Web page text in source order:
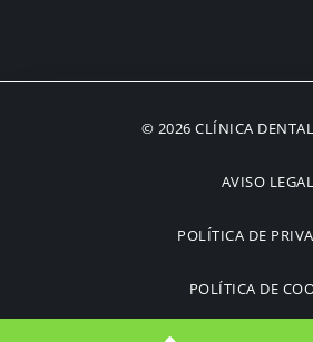
© 2026 CLÍNICA
AVISO LEGAL
POLÍTICA DE
POLÍTICA DE